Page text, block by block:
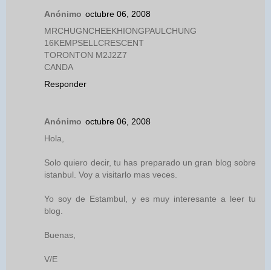
Anónimo octubre 06, 2008
MRCHUGNCHEEKHIONGPAULCHUNG
16KEMPSELLCRESCENT
TORONTON M2J2Z7
CANDA
Responder
Anónimo octubre 06, 2008
Hola,
Solo quiero decir, tu has preparado un gran blog sobre
istanbul. Voy a visitarlo mas veces.
Yo soy de Estambul, y es muy interesante a leer tu
blog.
Buenas,
V/E